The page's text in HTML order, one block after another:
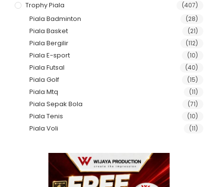
Trophy Piala (407)
Piala Badminton (28)
Piala Basket (21)
Piala Bergilir (112)
Piala E-sport (10)
Piala Futsal (40)
Piala Golf (15)
Piala Mtq (11)
Piala Sepak Bola (71)
Piala Tenis (10)
Piala Voli (11)